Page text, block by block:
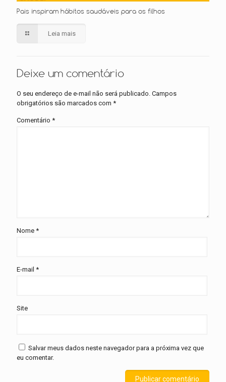
Pais inspiram hábitos saudáveis para os filhos
Leia mais
Deixe um comentário
O seu endereço de e-mail não será publicado. Campos
obrigatórios são marcados com *
Comentário *
Nome *
E-mail *
Site
Salvar meus dados neste navegador para a próxima vez que
eu comentar.